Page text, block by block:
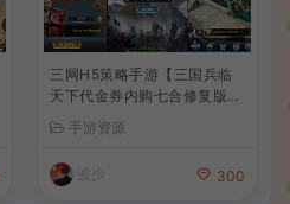
三网H5策略手游【三国兵临
天下代金券内购七合修复版】
最新整理单机一键即玩镜像端
+Linux手工服务端+管理后台
+GM授权后台+简易安卓客户
端+详细搭建教程+视频教程
手游资源
波少 300